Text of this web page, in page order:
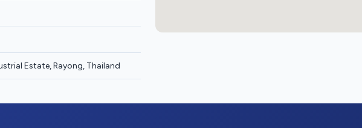
Estate, Rayong, Thailand